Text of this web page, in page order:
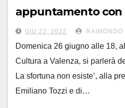
appuntamento con
autore del libro su
GIU 22, 2022 RAIMONDO
Domenica 26 giugno alle 18,
Cultura a Valenza, si parlerà
La sfortuna non esiste’, alla
Emiliano Tozzi e di…